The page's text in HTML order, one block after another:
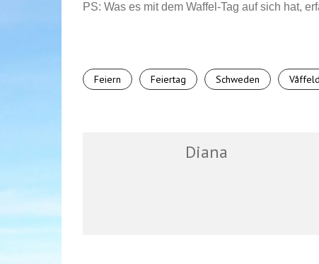
PS: Was es mit dem Waffel-Tag auf sich hat,
Feiern Feiertag Schweden
Diana